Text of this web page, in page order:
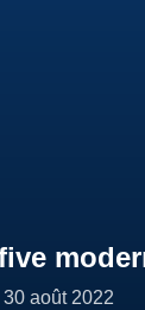
Publié
30 août 2022